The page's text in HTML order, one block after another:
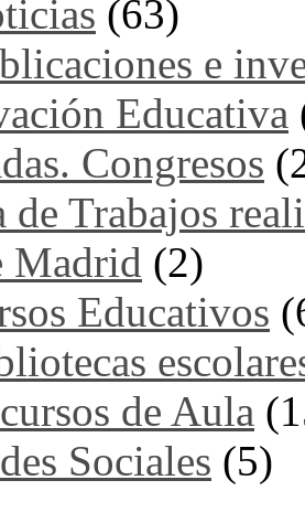
(63)
e
Educativa
Congresos
de Trabajos
Madrid (2)
Educativos
de Aula
Sociales (5)